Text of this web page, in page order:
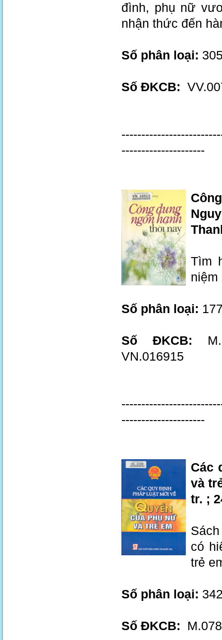
đình, phụ nữ
nhận thức đến
Số phân loại:
Số ĐKCB:
---------------------
Tìm
niệm
Số phân loại:
Số ĐKCB:
VN.016915
---------------------
Các
và
tr. ;
có
trẻ
Số phân loại:
Số ĐKCB: